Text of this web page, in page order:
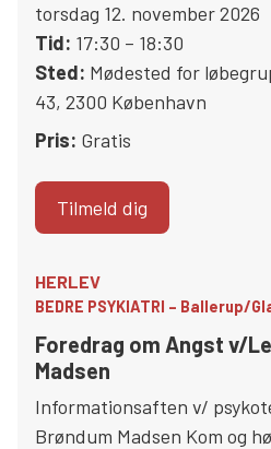
torsdag 12. november 2026
Tid: 17:30 – 18:30
Sted: Mødested for
43, 2300 København
Pris: Gratis
Tilmeld dig
HERLEV
BEDRE PSYKIATRI – Ballerup/
Foredrag om Angst v/
Madsen
Informationsaften v/
Brøndum Madsen Kom og